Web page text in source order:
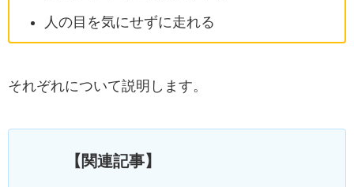
人の目を気にせずに走れる
それぞれについて説明します。
【関連記事】